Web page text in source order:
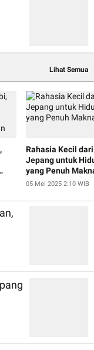
Lihat Semua
Rahasia Kecil dari
Jepang untuk
yang Penuh
05 Mei 2025 2:10 WIB